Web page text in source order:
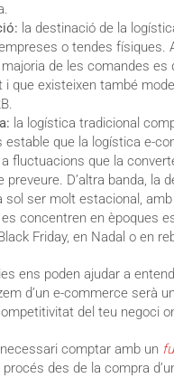
la destinació de la
o tendes físiques.
de les comandes es
i que existeixen també
la logística tradicional
estable que la logística e-
fluctuacions que la
D’altra banda, la
sol ser molt estacional,
concentren en èpoques
Friday, en Nadal o en
ens poden ajudar a
d’un e-commerce serà
del teu negoci
comptar amb un
des de la compra